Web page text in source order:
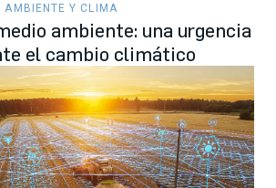
AMBIENTE Y CLIMA
ambiente: una urgencia
el cambio climático